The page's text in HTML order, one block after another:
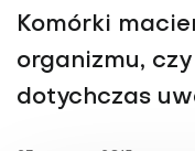
Komórki
organizmu,
dotychczas